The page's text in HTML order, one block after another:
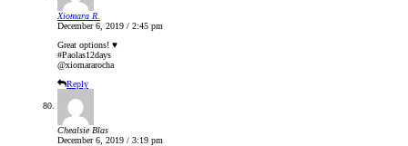
Xiomara R.
December 6, 2019 / 2:45 pm
Great options! ♥
#Paolas12days
@xiomararocha
Reply
Chealsie Blas
December 6, 2019 / 3:19 pm